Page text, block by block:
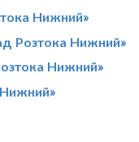
Нижний»
Розтока Нижний»
Нижний»